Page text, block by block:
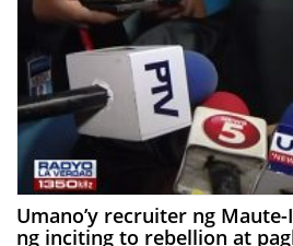
Umano’y recruiter ng
ng inciting to rebellion at